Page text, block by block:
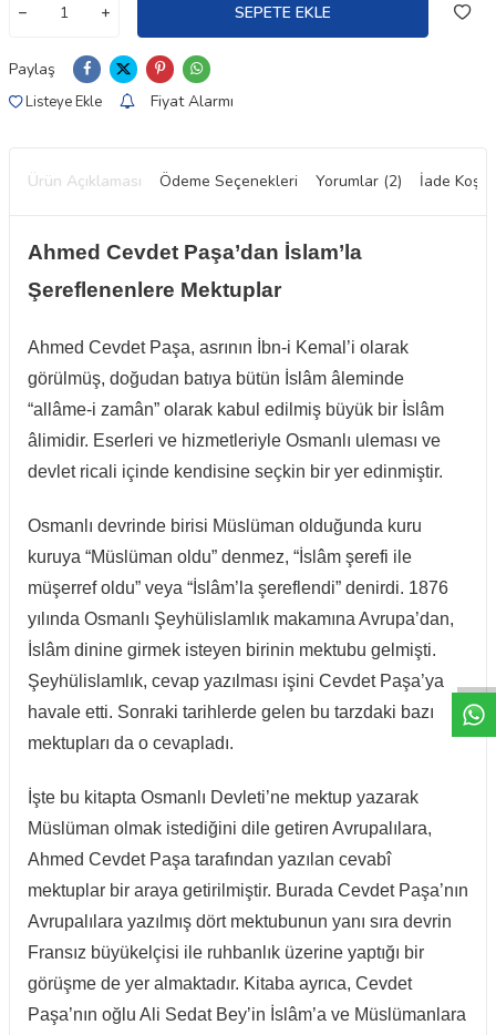
SEPETE EKLE
Paylaş
Listeye Ekle Fiyat Alarmı
Ürün Açıklaması Ödeme Seçenekleri Yorumlar (2) İade
Ahmed Cevdet Paşa’dan İslam’la
Şereflenenlere Mektuplar
Ahmed Cevdet Paşa, asrının İbn-i Kemal’i olarak
görülmüş, doğudan batıya bütün İslâm âleminde
“allâme-i zamân” olarak kabul edilmiş büyük bir İslâm
âlimidir. Eserleri ve hizmetleriyle Osmanlı uleması ve
devlet ricali içinde kendisine seçkin bir yer edinmiştir.
Osmanlı devrinde birisi Müslüman olduğunda kuru
kuruya “Müslüman oldu” denmez, “İslâm şerefi ile
müşerref oldu” veya “İslâm’la şereflendi” denirdi. 1876
yılında Osmanlı Şeyhülislamlık makamına Avrupa’dan,
İslâm dinine girmek isteyen birinin mektubu gelmişti.
Şeyhülislamlık, cevap yazılması işini Cevdet Paşa’ya
havale etti. Sonraki tarihlerde gelen bu tarzdaki bazı
mektupları da o cevapladı.
İşte bu kitapta Osmanlı Devleti’ne mektup yazarak
Müslüman olmak istediğini dile getiren Avrupalılara,
Ahmed Cevdet Paşa tarafından yazılan cevabî
mektuplar bir araya getirilmiştir. Burada Cevdet Paşa’nın
Avrupalılara yazılmış dört mektubunun yanı sıra devrin
Fransız büyükelçisi ile ruhbanlık üzerine yaptığı bir
görüşme de yer almaktadır. Kitaba ayrıca, Cevdet
Paşa’nın oğlu Ali Sedat Bey’in İslâm’a ve Müslümanlara